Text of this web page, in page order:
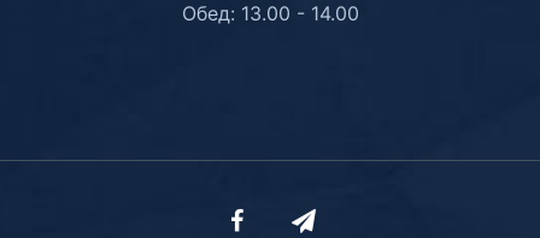
Обед: 13.00 - 14.00